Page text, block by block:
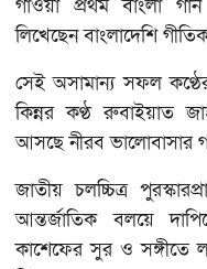
গাওয়া প্রথম বাংলা
লিখেছেন বাংলাদেশি
সেই অসামান্য সফল
কিন্নর কণ্ঠ রুবাইয়াত
আসছে নীরব ভালোবাসার
জাতীয় চলচ্চিত্র
আন্তর্জাতিক বলয়ে
কাশেফের সুর ও সঙ্গীতে